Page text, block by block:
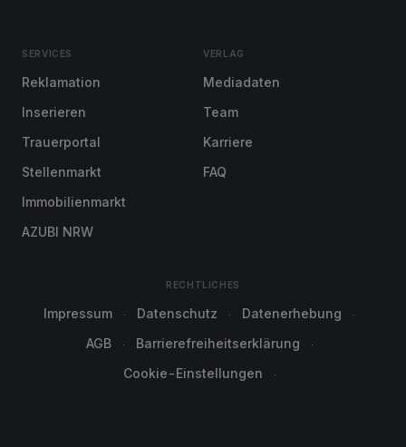
SERVICES
Reklamation
Inserieren
Trauerportal
Stellenmarkt
Immobilienmarkt
AZUBI NRW
VERLAG
Mediadaten
Team
Karriere
FAQ
RECHTLICHES
Impressum Datenschutz
Datenerhebung
AGB
Barrierefreiheitserklärung
Cookie-Einstellungen